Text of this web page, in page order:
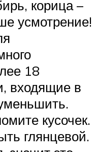
корица –
усмотрение!
18
входящие в
кусочек.
глянцевой.